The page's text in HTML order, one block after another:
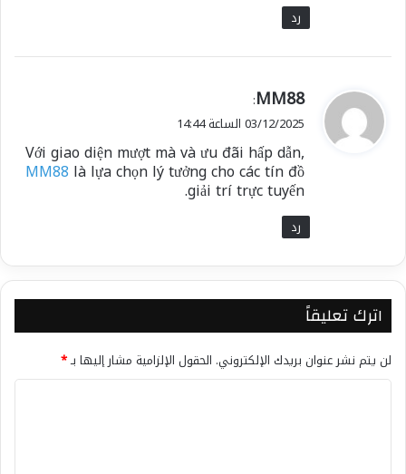
رد
ي
ق
ل
MM88
:
03/12/2025 الساعة 14:44
Với giao diện mượt mà và ưu đãi hấp dẫn,
MM88 là lựa chọn lý tưởng cho các tín đồ
giải trí trực tuyến.
رد
اترك تعليقاً
لن يتم نشر عنوان بريدك الإلكتروني. الحقول الإلزامية مشار إليها بـ*